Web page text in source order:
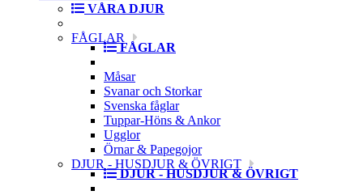
VÅRA DJUR
FÅGLAR
FÅGLAR
Måsar
Svanar och Storkar
Svenska fåglar
Tuppar-Höns & Ankor
Ugglor
Örnar & Papegojor
DJUR - HUSDJUR & ÖVRIGT
DJUR - HUSDJUR & ÖVRIGT